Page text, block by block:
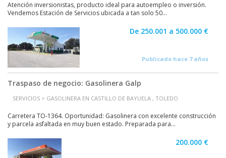
Atención inversionistas, producto ideal para autoempleo o inversión.
Vendemos Estación de Servicios ubicada a tan solo 50...
De 250.001 a 500.000 €
Publicado hace 7 años
Traspaso de negocio: Gasolinera Galp
SERVICIOS > GASOLINERA EN CASTILLO DE BAYUELA , TOLEDO
Carretera TO-1364. Oportunidad: Gasolinera con excelente construcción
y parcela asfaltada en muy buen estado. Preparada para...
200.000 €